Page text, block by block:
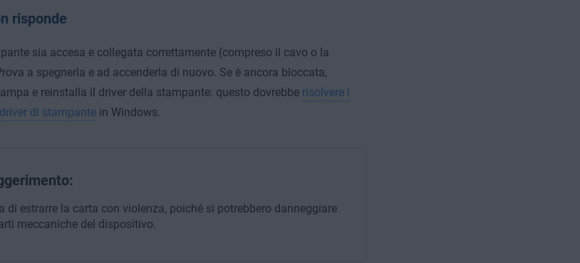
risponde
sia accesa e collegata correttamente (compreso il cavo o la
a spegnerla e ad accenderla di nuovo. Se è ancora bloccata,
e reinstalla il driver della stampante: questo dovrebbe risolvere i
di stampantein Windows.
di estrarre la carta con violenza, poiché si potrebbero danneggiare
meccaniche del dispositivo.